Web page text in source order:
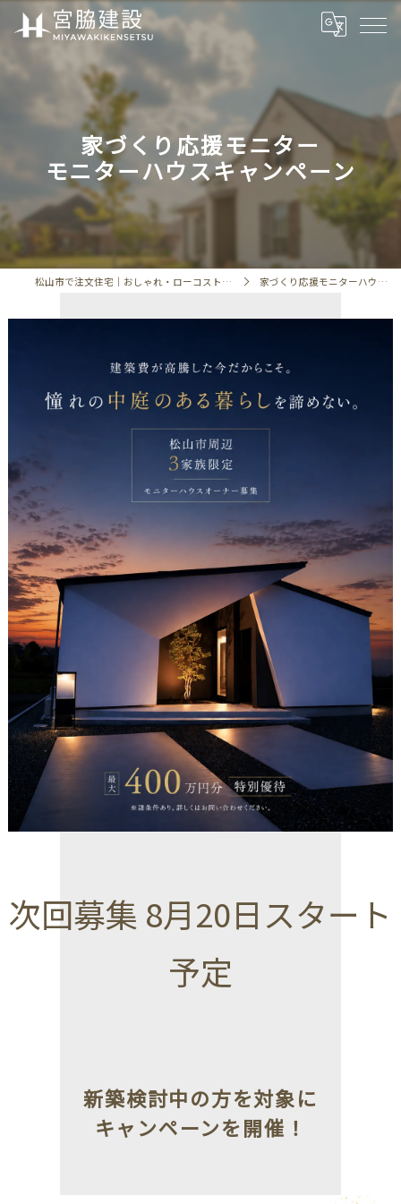
家づくり応援モニター
モニターハウスキャンペーン
松山市で注文住宅｜おしゃれ・ローコスト・相場「宮脇建設」 家づくり応援モニターハウスキャンペーン
次回募集 8月20日スタート
予定
新築検討中の方を対象に
キャンペーンを開催！